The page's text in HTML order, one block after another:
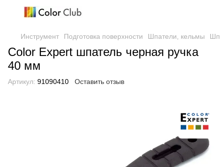
Инструмент Подготовка поверхности Шпатели, кельмы
Color Expert шпатель черная ручка
40 мм
Артикул: 91090410 Оставить отзыв